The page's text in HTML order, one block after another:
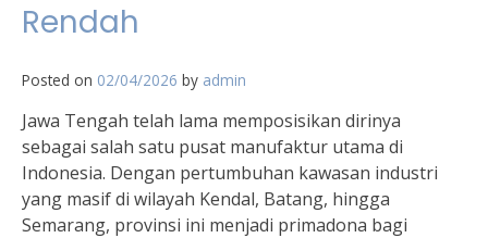
Rendah
Posted on 02/04/2026 by admin
Jawa Tengah telah lama memposisikan dirinya
sebagai salah satu pusat manufaktur utama di
Indonesia. Dengan pertumbuhan kawasan industri
yang masif di wilayah Kendal, Batang, hingga
Semarang, provinsi ini menjadi primadona bagi